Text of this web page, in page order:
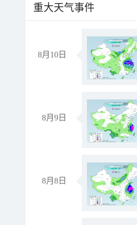
重大天气事件
8月10日
8月9日
8月8日